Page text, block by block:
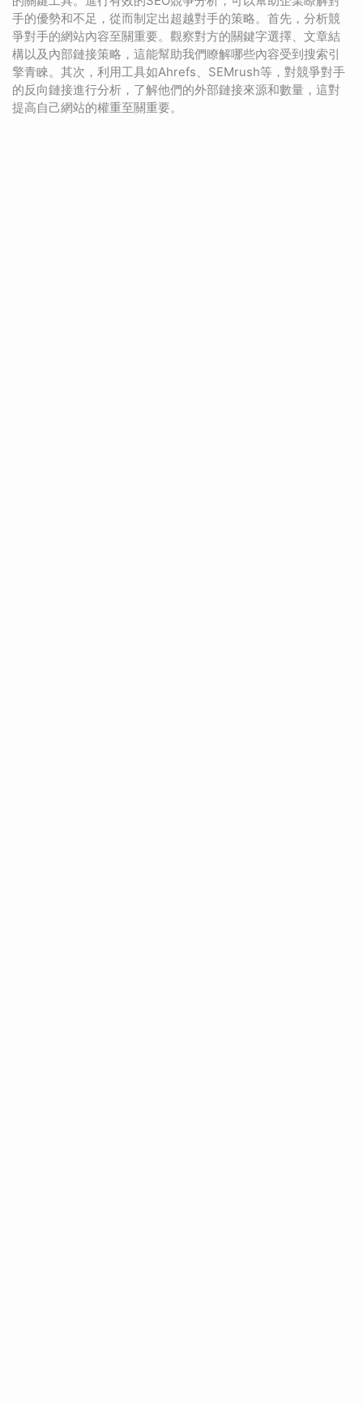
手的優勢和不足，從而制定出超越對手的策略。首先，分析競
爭對手的網站內容至關重要。觀察對方的關鍵字選擇、文章結
構以及內部鏈接策略，這能幫助我們瞭解哪些內容受到搜索引
擎青睞。其次，利用工具如Ahrefs、SEMrush等，對競爭對手
的反向鏈接進行分析，了解他們的外部鏈接來源和數量，這對
提高自己網站的權重至關重要。